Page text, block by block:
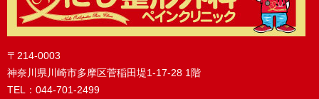
〒214-0003
神奈川県川崎市多摩区菅稲田堤1-17-28 1階
TEL：044-701-2499